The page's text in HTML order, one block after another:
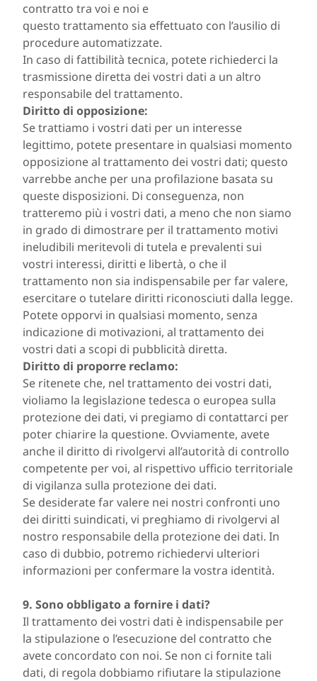
contratto tra voi e noi e
questo trattamento sia effettuato con l’ausilio di
procedure automatizzate.
In caso di fattibilità tecnica, potete richiederci la
trasmissione diretta dei vostri dati a un altro
responsabile del trattamento.
Diritto di opposizione:
Se trattiamo i vostri dati per un interesse
legittimo, potete presentare in qualsiasi momento
opposizione al trattamento dei vostri dati; questo
varrebbe anche per una profilazione basata su
queste disposizioni. Di conseguenza, non
tratteremo più i vostri dati, a meno che non siamo
in grado di dimostrare per il trattamento motivi
ineludibili meritevoli di tutela e prevalenti sui
vostri interessi, diritti e libertà, o che il
trattamento non sia indispensabile per far valere,
esercitare o tutelare diritti riconosciuti dalla legge.
Potete opporvi in qualsiasi momento, senza
indicazione di motivazioni, al trattamento dei
vostri dati a scopi di pubblicità diretta.
Diritto di proporre reclamo:
Se ritenete che, nel trattamento dei vostri dati,
violiamo la legislazione tedesca o europea sulla
protezione dei dati, vi pregiamo di contattarci per
poter chiarire la questione. Ovviamente, avete
anche il diritto di rivolgervi all’autorità di controllo
competente per voi, al rispettivo ufficio territoriale
di vigilanza sulla protezione dei dati.
Se desiderate far valere nei nostri confronti uno
dei diritti suindicati, vi preghiamo di rivolgervi al
nostro responsabile della protezione dei dati. In
caso di dubbio, potremo richiedervi ulteriori
informazioni per confermare la vostra identità.
9. Sono obbligato a fornire i dati?
Il trattamento dei vostri dati è indispensabile per
la stipulazione o l’esecuzione del contratto che
avete concordato con noi. Se non ci fornite tali
dati, di regola dobbiamo rifiutare la stipulazione